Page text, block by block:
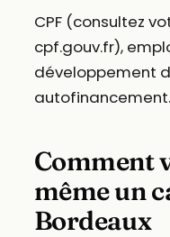
CPF (consultez
cpf.gouv.fr),
développement
Comment
même un
Bordeaux